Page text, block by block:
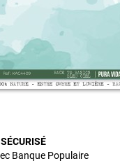
Banque Populaire